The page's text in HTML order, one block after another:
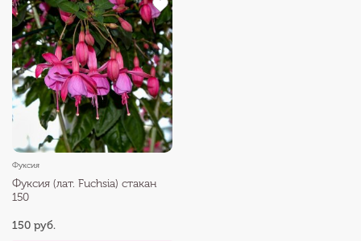
Фуксия
Фуксия (лат. Fuchsia) стакан
150
150 руб.